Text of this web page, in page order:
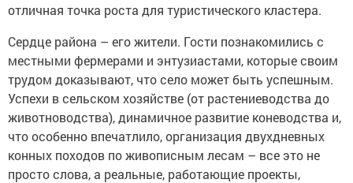
отличная точка роста для туристического кластера.
Сердце района – его жители. Гости познакомились с
местными фермерами и энтузиастами, которые своим
трудом доказывают, что село может быть успешным.
Успехи в сельском хозяйстве (от растениеводства до
животноводства), динамичное развитие коневодства и,
что особенно впечатлило, организация двухдневных
конных походов по живописным лесам – все это не
просто слова, а реальные, работающие проекты,